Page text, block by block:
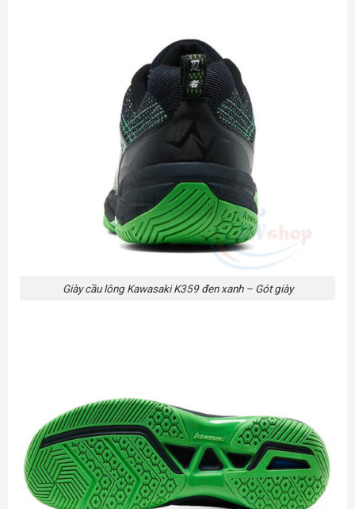
Giày cầu lông Kawasaki K359 đen xanh – Gót giày